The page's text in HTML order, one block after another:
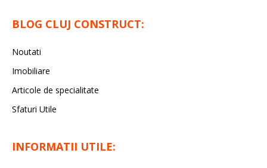
BLOG CLUJ CONSTRUCT:
Noutati
Imobiliare
Articole de specialitate
Sfaturi Utile
INFORMATII UTILE: